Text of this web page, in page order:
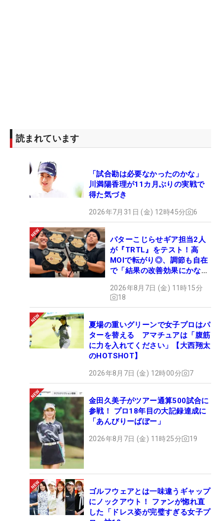
読まれています
「試合勘は必要なかったのかな」
川満陽香理が11カ月ぶりの実戦で
得た気づき
2026年7月31日 (金) 12時45分 6
パターこじらせギア担当2人
が『TRTL』をテスト！高
MOIで転がり◎、調節も自在
で「結果の改善効果にかなり
2026年8月7日 (金) 11時15分
18
夏場の重いグリーンで女子プロはパ
ターを替える アマチュアは「腹筋
に力を入れてください」【大西翔太
のHOTSHOT】
2026年8月7日 (金) 12時00分 7
金田久美子がツアー通算500試合に
参戦！ プロ18年目の大記録達成に
「あんびりーばぼー」
2026年8月7日 (金) 11時25分 19
ゴルフウェアとは一味違うギャップ
にノックアウト！ ファンが惚れ直
した「ドレス姿が完璧すぎる女子プ